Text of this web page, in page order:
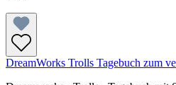
DreamWorks Trolls Tagebuch zum